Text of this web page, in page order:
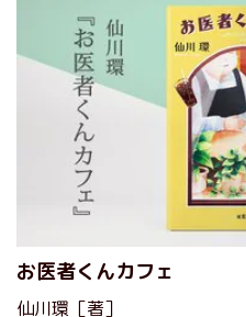
お医者くんカフェ
仙川環［著］